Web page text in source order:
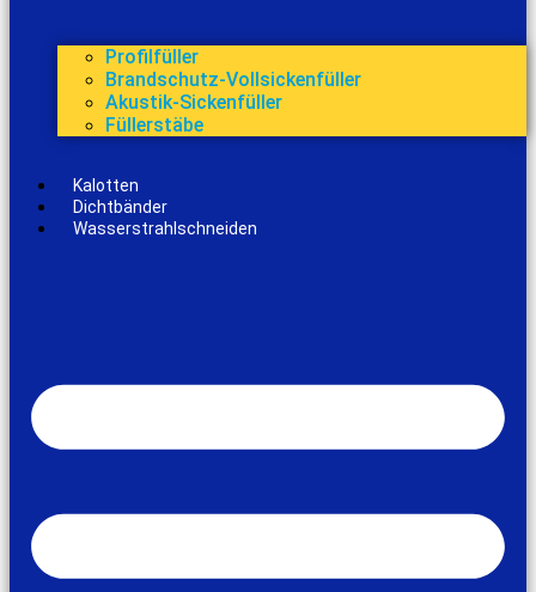
Profilfüller
Brandschutz-Vollsickenfüller
Akustik-Sickenfüller
Füllerstäbe
Kalotten
Dichtbänder
Wasserstrahlschneiden